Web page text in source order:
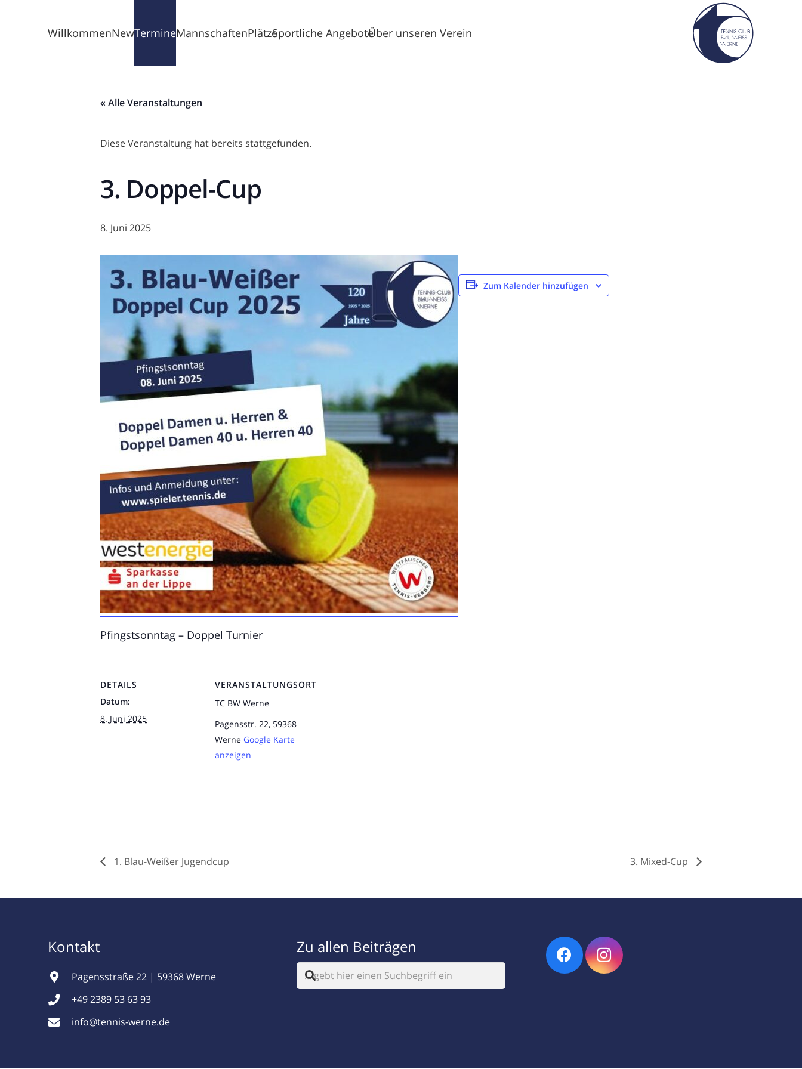
WillkommenNewsTermineMannschaftenPlätzeSportliche AngeboteÜber unseren Verein
« Alle Veranstaltungen
Diese Veranstaltung hat bereits stattgefunden.
3. Doppel-Cup
8. Juni 2025
Pfingstsonntag – Doppel Turnier
Zum Kalender hinzufügen
DETAILS
Datum:
8. Juni 2025
VERANSTALTUNGSORT
TC BW Werne
Pagensstr. 22, 59368
Werne Google Karte
anzeigen
1. Blau-Weißer Jugendcup 3. Mixed-Cup
Kontakt
Pagensstraße 22 | 59368 Werne
+49 2389 53 63 93
info@tennis-werne.de
Zu allen Beiträgen